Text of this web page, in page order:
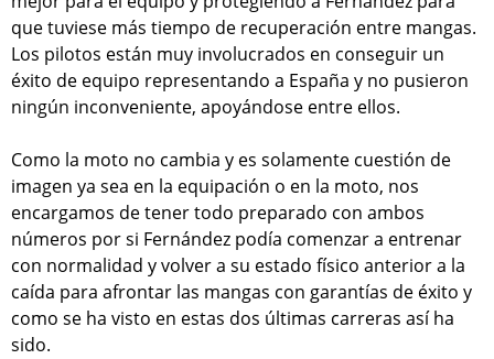
que tuviese más tiempo de recuperación entre mangas.
Los pilotos están muy involucrados en conseguir un
éxito de equipo representando a España y no pusieron
ningún inconveniente, apoyándose entre ellos.
Como la moto no cambia y es solamente cuestión de
imagen ya sea en la equipación o en la moto, nos
encargamos de tener todo preparado con ambos
números por si Fernández podía comenzar a entrenar
con normalidad y volver a su estado físico anterior a la
caída para afrontar las mangas con garantías de éxito y
como se ha visto en estas dos últimas carreras así ha
sido.